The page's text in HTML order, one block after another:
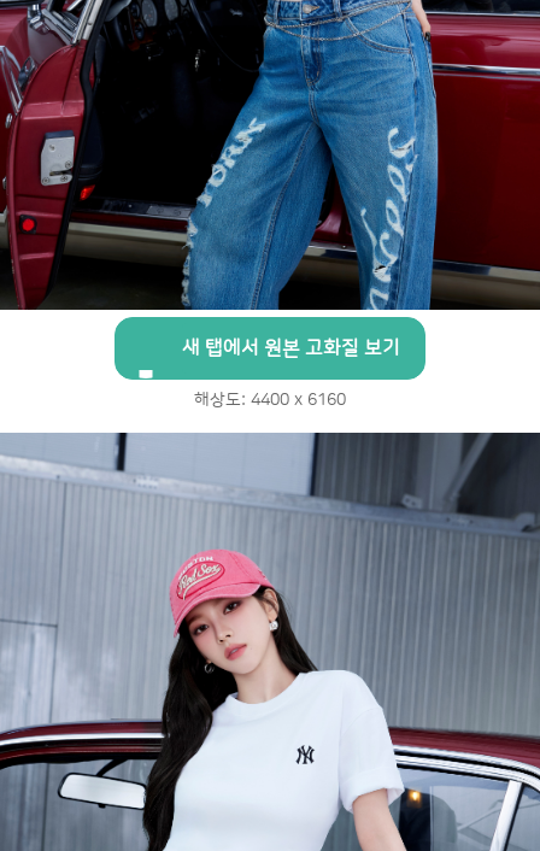
새 탭에서 원본 고화질 보기
해상도: 4400 x 6160